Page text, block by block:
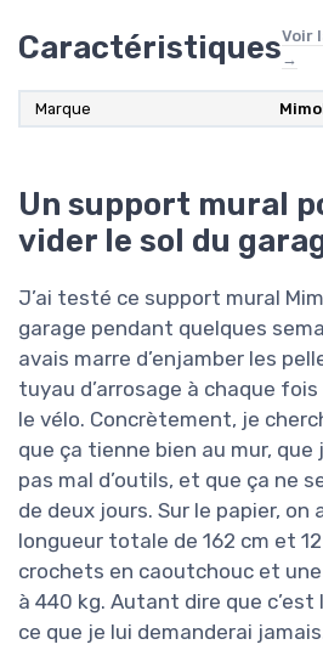
CaractéristiquesVoir
→
Marque
Un support mural
vider le sol du
J’ai testé ce support mural
garage pendant quelques
avais marre d’enjamber les
tuyau d’arrosage à chaque
le vélo. Concrètement, je
que ça tienne bien au mur,
pas mal d’outils, et que ça ne
de deux jours. Sur le papier, on
longueur totale de 162 cm et
crochets en caoutchouc et
à 440 kg. Autant dire que
ce que je lui demanderai